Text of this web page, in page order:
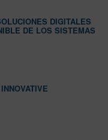
DIGITALES
DE LOS SISTEMAS